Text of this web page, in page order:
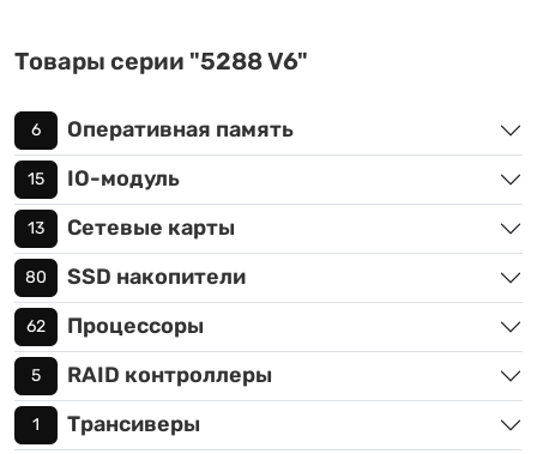
Товары серии "5288 V6"
6 Оперативная память
15 IO-модуль
13 Сетевые карты
80 SSD накопители
62 Процессоры
5 RAID контроллеры
1 Трансиверы